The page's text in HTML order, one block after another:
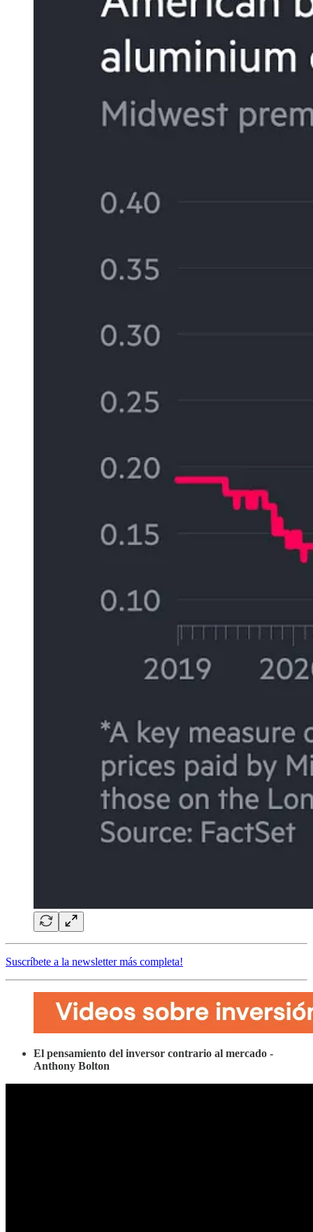
Suscríbete a la newsletter más completa!
El pensamiento del inversor contrario al mercado -
Anthony Bolton